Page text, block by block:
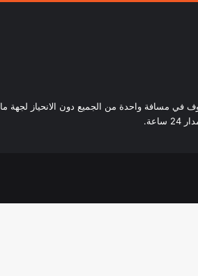
والوقوف في مسافة واحدة من الجميع دون الانحياز لجهة ما